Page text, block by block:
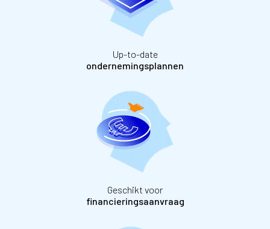
Up-to-date
ondernemingsplannen
Geschikt voor
financieringsaanvraag